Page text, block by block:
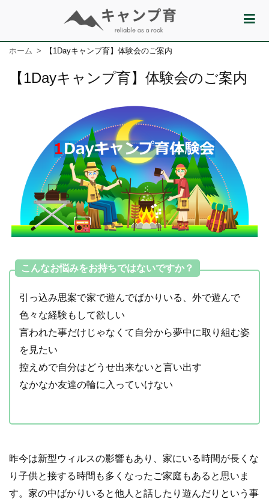
ホーム 【1Dayキャンプ育】体験会のご案内
【1Dayキャンプ育】体験会のご案内
こんなお悩みをお持ちではないですか？
引っ込み思案で家で遊んでばかりいる、外で遊んで
色々な経験もして欲しい
言われた事だけじゃなくて自分から夢中に取り組む姿
を見たい
控えめで自分はどうせ出来ないと言い出す
なかなか友達の輪に入っていけない
昨今は新型ウィルスの影響もあり、家にいる時間が長くな
り子供と接する時間も多くなったご家庭もあると思いま
す。家の中ばかりいると他人と話したり遊んだりという事